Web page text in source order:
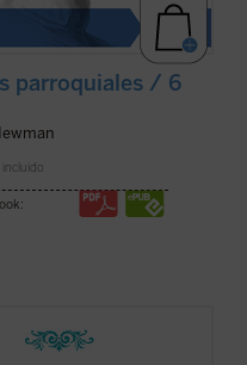
parroquiales / 6
incluido
la aparición del sexto